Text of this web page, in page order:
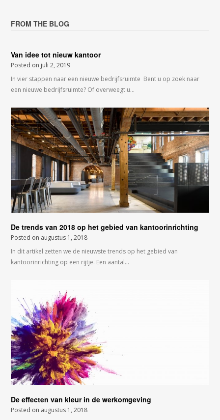
FROM THE BLOG
Van idee tot nieuw kantoor
Posted on juli 2, 2019
In vier stappen naar een nieuwe bedrijfsruimte Bent u op zoek naar
een nieuwe bedrijfsruimte? Of overweegt u…
De trends van 2018 op het gebied van kantoorinrichting
Posted on augustus 1, 2018
In dit artikel zetten we de nieuwste trends op het gebied van
kantoorinrichting op een rijtje. Een aantal…
De effecten van kleur in de werkomgeving
Posted on augustus 1, 2018